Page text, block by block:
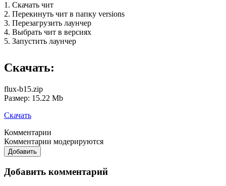
1. Скачать чит
2. Перекинуть чит в папку versions
3. Перезагрузить лаунчер
4. Выбрать чит в версиях
5. Запустить лаунчер
Скачать:
flux-b15.zip
Размер: 15.22 Mb
Скачать
Комментарии
Комментарии модерируются
Добавить
Добавить комментарий